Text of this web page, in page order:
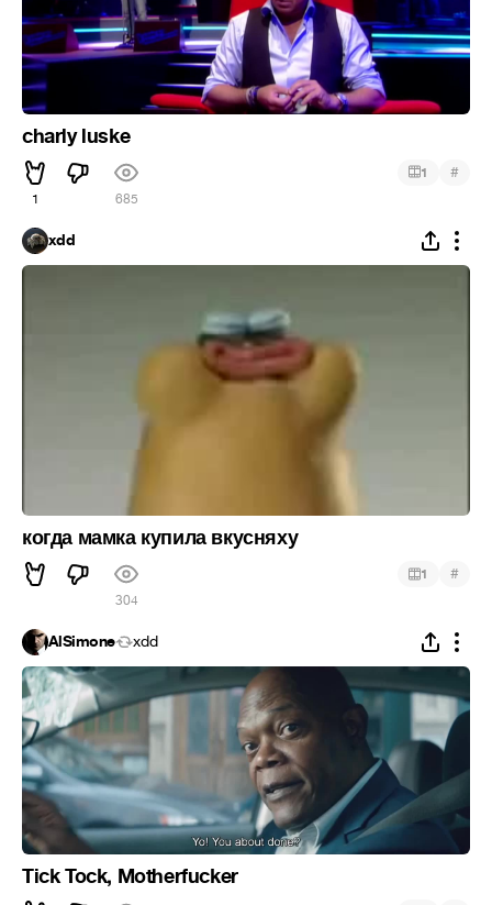
charly luske
1 685
1 #
xdd
когда мамка купила вкусняху
304
1 #
AlSimone xdd
Tick Tock, Motherfucker